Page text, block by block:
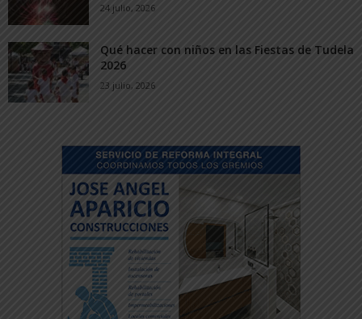
24 julio, 2026
Qué hacer con niños en las Fiestas de Tudela
2026
23 julio, 2026